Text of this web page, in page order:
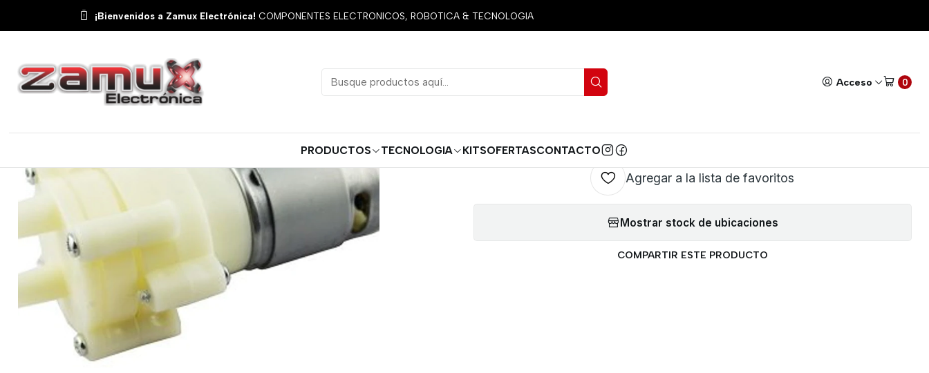
Acceso 0
PRODUCTOS TECNOLOGIA KITSOFERTASCONTACTO
¡Bienvenidos a Zamux Electrónica! COMPONENTES ELECTRONICOS, ROBOTICA & TECNOLOGIA
Inicio Productos Robotica BOMBA DE AGUA DISPERSORA 5V A 12V
BOMBA DE AGUA DISPERSORA 5V A
Cantidad
AGREGAR AL CARRITO COMPRAR AHORA
Agregar a la lista de favoritos
Mostrar stock de ubicaciones
COMPARTIR ESTE PRODUCTO